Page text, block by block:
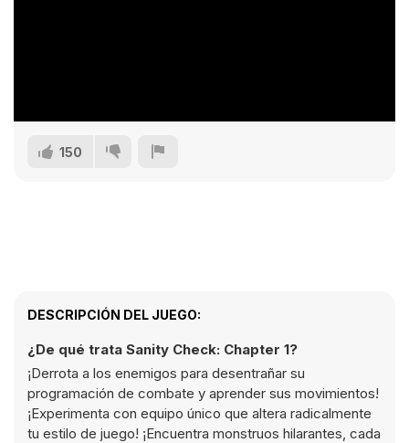
150
DESCRIPCIÓN DEL JUEGO:
¿De qué trata Sanity Check: Chapter 1?
¡Derrota a los enemigos para desentrañar su
programación de combate y aprender sus movimientos!
¡Experimenta con equipo único que altera radicalmente
tu estilo de juego! ¡Encuentra monstruos hilarantes, cada